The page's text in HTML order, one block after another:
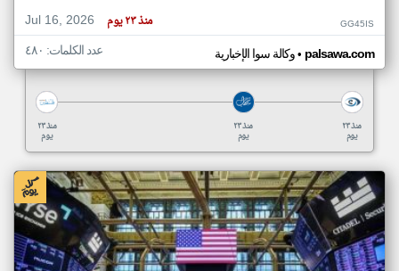
Jul 16, 2026
منذ ٢٣ يوم GG45IS
وكالة سوا الإخبارية• palsawa.com عدد الكلمات: ٤٨٠
منذ ٢٣
يوم
منذ ٢٣
يوم
منذ ٢٣
يوم